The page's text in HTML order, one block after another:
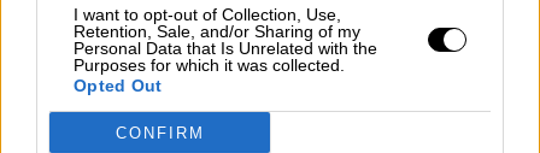
I want to opt-out of Collection, Use,
Retention, Sale, and/or Sharing of my
Personal Data that Is Unrelated with the
Purposes for which it was collected.
Opted Out
CONFIRM
Cierran el Prado, el Reina Sofía, el
Thyssen, la Filmoteca y los centros
dependientes del ministerio de cultura